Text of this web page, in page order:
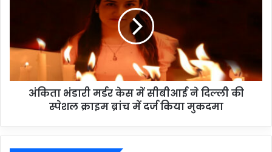
अंकिता भंडारी मर्डर केस में सीबीआई ने दिल्ली की
स्पेशल क्राइम ब्रांच में दर्ज किया मुकदमा